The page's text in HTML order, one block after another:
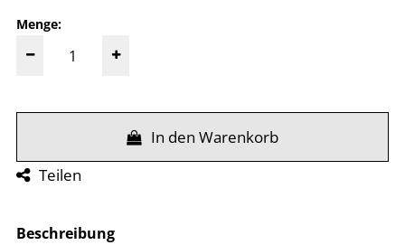
Menge:
In den Warenkorb
Teilen
Beschreibung